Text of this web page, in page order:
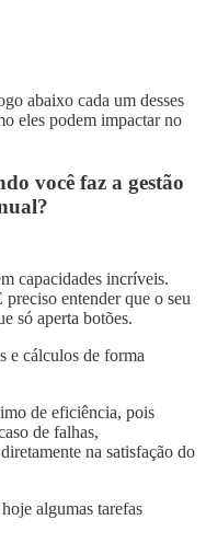
abaixo cada um desses
eles podem impactar no
você faz a gestão
capacidades incríveis.
entender que o seu
só aperta botões.
e cálculos de forma
de eficiência, pois
de falhas,
na satisfação do
algumas tarefas